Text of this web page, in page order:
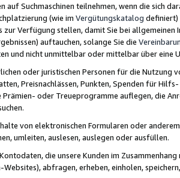
auf Suchmaschinen teilnehmen, wenn die sich
(wie im Vergütungskatalog definiert)
zur Verfügung stellen, damit Sie bei
auftauchen, solange Sie die
und nicht unmittelbar oder mittelbar über eine
oder juristischen Personen für die Nutzung
Preisnachlässen, Punkten, Spenden für
Prämien- oder Treueprogramme auflegen, die
von elektronischen Formularen oder
umleiten, auslesen, auslegen oder ausfüllen.
die unsere Kunden im
Websites), abfragen, erheben, einholen,